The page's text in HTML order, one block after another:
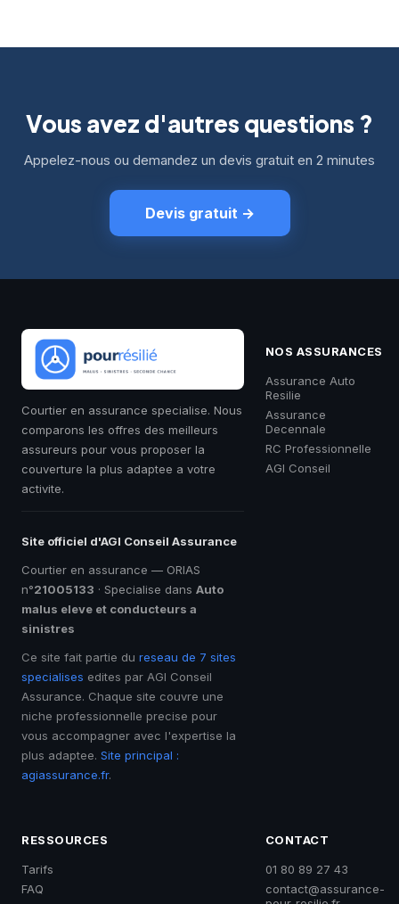
Vous avez d'autres questions ?
Appelez-nous ou demandez un devis gratuit en 2 minutes
Devis gratuit→
Courtier en assurance specialise. Nous
comparons les offres des meilleurs
assureurs pour vous proposer la
couverture la plus adaptee a votre
activite.
Site officiel d'AGI Conseil Assurance
Courtier en assurance — ORIAS
n°21005133 · Specialise dans Auto
malus eleve et conducteurs a
sinistres
Ce site fait partie du reseau de 7 sites
specialises edites par AGI Conseil
Assurance. Chaque site couvre une
niche professionnelle precise pour
vous accompagner avec l'expertise la
plus adaptee. Site principal :
agiassurance.fr.
NOS ASSURANCES
Assurance Auto
Resilie
Assurance
Decennale
RC Professionnelle
AGI Conseil
RESSOURCES
Tarifs
FAQ
CONTACT
01 80 89 27 43
contact@assurance-